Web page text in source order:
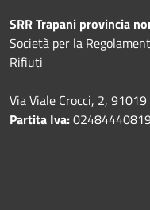
SRR Trapani provincia
Società per la
Rifiuti
Via Viale Crocci, 2,
Partita Iva:02484440819